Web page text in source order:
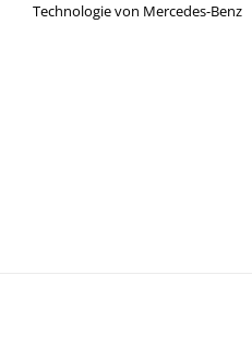
Technologie von Mercedes-Benz